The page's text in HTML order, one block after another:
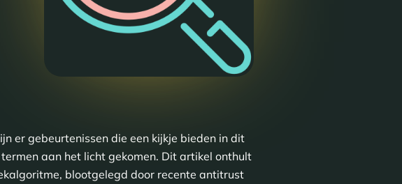
er gebeurtenissen die een kijkje bieden in dit
aan het licht gekomen. Dit artikel onthult
blootgelegd door recente antitrust